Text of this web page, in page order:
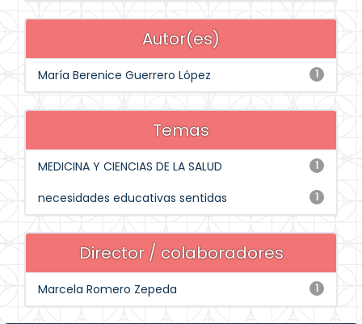
Autor(es)
1
María Berenice Guerrero López
Temas
1
MEDICINA Y CIENCIAS DE LA SALUD
1
necesidades educativas sentidas
Director / colaboradores
1
Marcela Romero Zepeda